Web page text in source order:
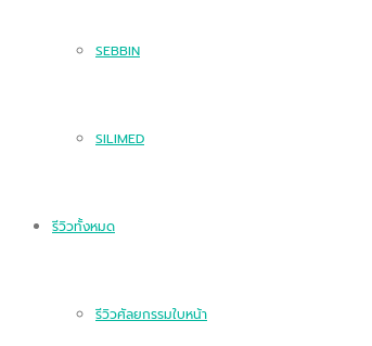
SEBBIN
SILIMED
รีวิวทั้งหมด
รีวิวศัลยกรรมใบหน้า